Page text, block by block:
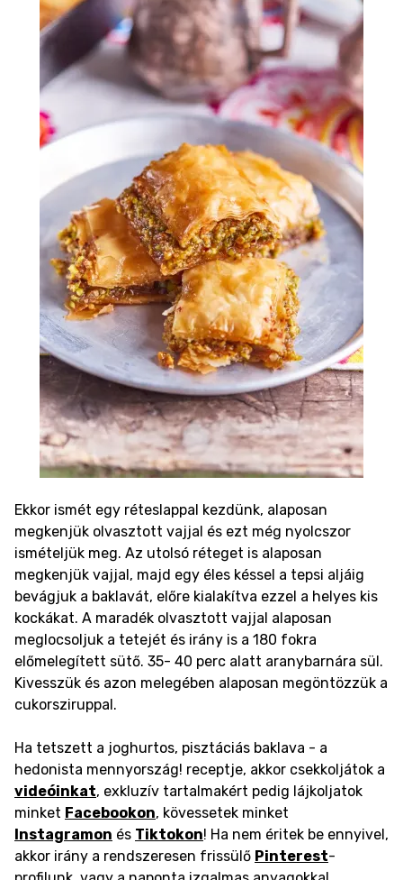
Ekkor ismét egy réteslappal kezdünk, alaposan
megkenjük olvasztott vajjal és ezt még nyolcszor
ismételjük meg. Az utolsó réteget is alaposan
megkenjük vajjal, majd egy éles késsel a tepsi aljáig
bevágjuk a baklavát, előre kialakítva ezzel a helyes kis
kockákat. A maradék olvasztott vajjal alaposan
meglocsoljuk a tetejét és irány is a 180 fokra
előmelegített sütő. 35- 40 perc alatt aranybarnára sül.
Kivesszük és azon melegében alaposan megöntözzük a
cukorsziruppal.
Ha tetszett a joghurtos, pisztáciás baklava - a
hedonista mennyország! receptje, akkor csekkoljátok a
videóinkat, exkluzív tartalmakért pedig lájkoljatok
minket Facebookon, kövessetek minket
Instagramon és Tiktokon! Ha nem éritek be ennyivel,
akkor irány a rendszeresen frissülő Pinterest-